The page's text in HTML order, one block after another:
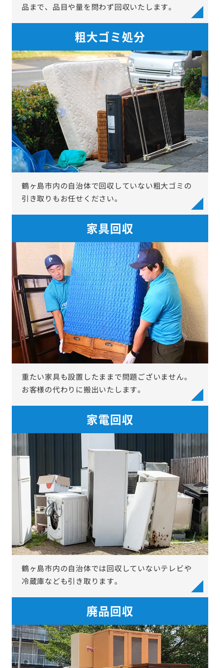
品まで、品目や量を問わず回収いたします。
粗大ゴミ処分
鶴ヶ島市内の自治体で回収していない粗大ゴミの
引き取りもお任せください。
家具回収
重たい家具も設置したままで問題ございません。
お客様の代わりに搬出いたします。
家電回収
鶴ヶ島市内の自治体では回収していないテレビや
冷蔵庫なども引き取ります。
廃品回収